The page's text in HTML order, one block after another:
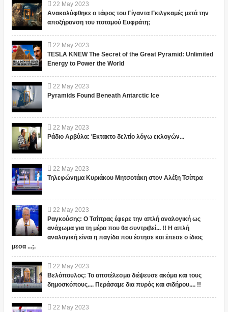
22 May 2023
Ανακαλύφθηκε ο τάφος του Γίγαντα Γκιλγκαμές μετά την
αποξήρανση του ποταμού Ευφράτη;
22 May 2023
TESLA KNEW The Secret of the Great Pyramid: Unlimited
Energy to Power the World
22 May 2023
Pyramids Found Beneath Antarctic Ice
22 May 2023
Ράδιο Αρβύλα: Έκτακτο δελτίο λόγω εκλογών...
22 May 2023
Τηλεφώνημα Κυριάκου Μητσοτάκη στον Αλέξη Τσίπρα
22 May 2023
Ραγκούσης: Ο Τσίπρας έφερε την απλή αναλογική ως
ανάχωμα για τη μέρα που θα συντριβεί... !! Η απλή
αναλογική είναι η παγίδα που έστησε και έπεσε ο ίδιος
μεσα ...;.
22 May 2023
Βελόπουλος: Το αποτέλεσμα διέψευσε ακόμα και τους
δημοσκόπους.... Περάσαμε δια πυρός και σιδήρου.... !!
22 May 2023